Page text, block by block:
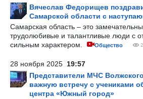
Вячеслав Федорищев
Самарской области с
Самарская область – это
трудолюбивые и талантливые люди с
сильным характером.
Общество
28 ноября 2025 19:57
Представители МЧС
важную встречу с учениками
центра «Южный город»